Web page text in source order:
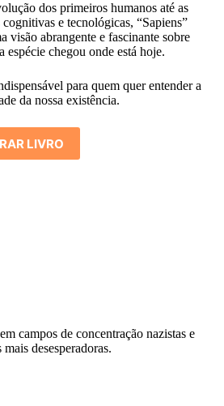
dos primeiros humanos até as
e tecnológicas, “Sapiens”
visão abrangente e fascinante sobre
espécie chegou onde está hoje.
para quem quer entender a
da nossa existência.
LIVRO
campos de concentração nazistas e
desesperadoras.